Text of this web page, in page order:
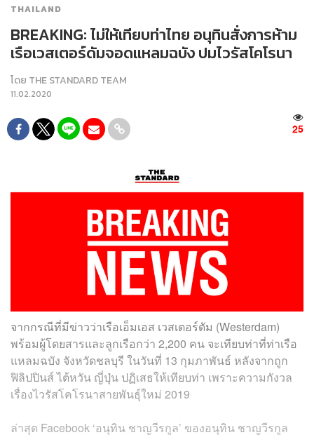
THAILAND
BREAKING: ไม่ให้เทียบท่าไทย อนุทินสั่งการห้าม
เรือเวสเตอร์ดัมจอดแหลมฉบัง ปมไวรัสโคโรนา
โดย THE STANDARD TEAM
11.02.2020
25
จากกรณีที่มีข่าวว่าเรือเอ็มเอส เวสเตอร์ดัม (Westerdam)
พร้อมผู้โดยสารและลูกเรือกว่า 2,200 คน จะเทียบท่าที่ท่าเรือ
แหลมฉบัง จังหวัดชลบุรี ในวันที่ 13 กุมภาพันธ์ หลังจากถูก
ฟิลิปปินส์ ไต้หวัน ญี่ปุ่น ปฏิเสธให้เทียบท่า เพราะความกังวล
เรื่องไวรัสโคโรนาสายพันธุ์ใหม่ 2019
ล่าสุด Facebook ‘อนุทิน ชาญวีรกูล’ ของอนุทิน ชาญวีรกูล